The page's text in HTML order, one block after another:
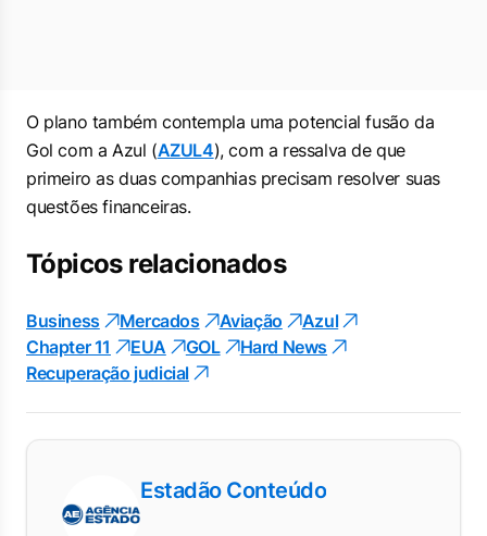
O plano também contempla uma potencial fusão da
Gol com a Azul (AZUL4), com a ressalva de que
primeiro as duas companhias precisam resolver suas
questões financeiras.
Tópicos relacionados
Business Mercados Aviação
Azul
Chapter 11
EUA GOL
Hard News
Recuperação judicial
Estadão Conteúdo